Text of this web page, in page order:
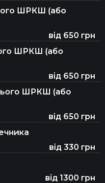
ШРКШ (або
від 650 грн
ШРКШ (або
від 650 грн
ШРКШ (або
від 650 грн
від 330 грн
від 1300 грн